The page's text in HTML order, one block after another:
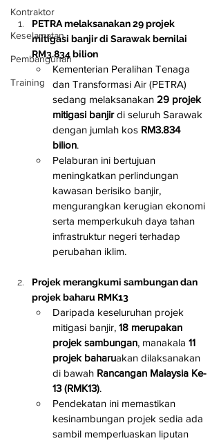
Kontraktor
Keselamatan
Pembangunan
Training
PETRA melaksanakan 29 projek
mitigasi banjir di Sarawak bernilai
RM3.834 bilion
Kementerian Peralihan Tenaga
dan Transformasi Air (PETRA)
sedang melaksanakan 29 projek
mitigasi banjir di seluruh Sarawak
dengan jumlah kos RM3.834
bilion.
Pelaburan ini bertujuan
meningkatkan perlindungan
kawasan berisiko banjir,
mengurangkan kerugian ekonomi
serta memperkukuh daya tahan
infrastruktur negeri terhadap
perubahan iklim.
Projek merangkumi sambungan dan
projek baharu RMK13
Daripada keseluruhan projek
mitigasi banjir, 18 merupakan
projek sambungan, manakala 11
projek baharuakan dilaksanakan
di bawah Rancangan Malaysia Ke-
13 (RMK13).
Pendekatan ini memastikan
kesinambungan projek sedia ada
sambil memperluaskan liputan